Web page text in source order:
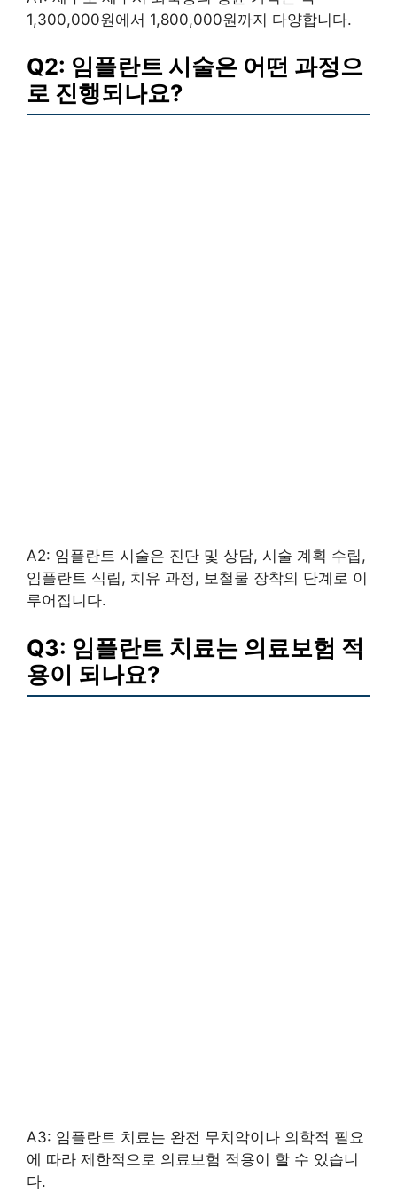
1,300,000원에서 1,800,000원까지 다양합니다.
Q2: 임플란트 시술은 어떤 과정으
로 진행되나요?
A2: 임플란트 시술은 진단 및 상담, 시술 계획 수립,
임플란트 식립, 치유 과정, 보철물 장착의 단계로 이
루어집니다.
Q3: 임플란트 치료는 의료보험 적
용이 되나요?
A3: 임플란트 치료는 완전 무치악이나 의학적 필요
에 따라 제한적으로 의료보험 적용이 할 수 있습니
다.